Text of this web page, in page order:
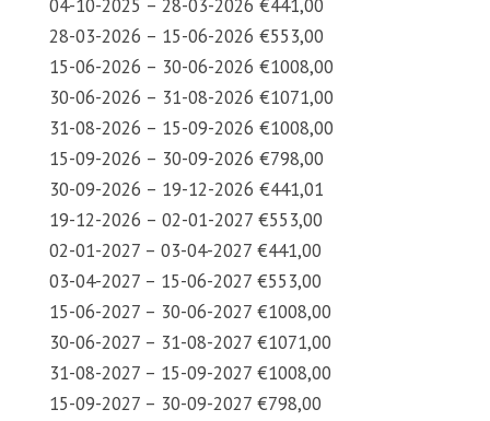
04-10-2025 – 28-03-2026 €441,00
28-03-2026 – 15-06-2026 €553,00
15-06-2026 – 30-06-2026 €1008,00
30-06-2026 – 31-08-2026 €1071,00
31-08-2026 – 15-09-2026 €1008,00
15-09-2026 – 30-09-2026 €798,00
30-09-2026 – 19-12-2026 €441,01
19-12-2026 – 02-01-2027 €553,00
02-01-2027 – 03-04-2027 €441,00
03-04-2027 – 15-06-2027 €553,00
15-06-2027 – 30-06-2027 €1008,00
30-06-2027 – 31-08-2027 €1071,00
31-08-2027 – 15-09-2027 €1008,00
15-09-2027 – 30-09-2027 €798,00